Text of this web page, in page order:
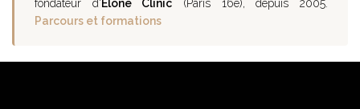
fondateur d'Elone Clinic (Paris 16e), depuis 2005.
Parcours et formations